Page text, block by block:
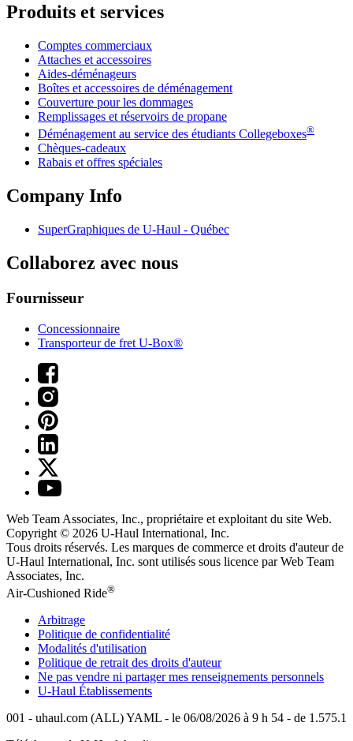
Produits et services
Comptes commerciaux
Attaches et accessoires
Aides-déménageurs
Boîtes et accessoires de déménagement
Couverture pour les dommages
Remplissages et réservoirs de propane
Déménagement au service des étudiants Collegeboxes®
Chèques-cadeaux
Rabais et offres spéciales
Company Info
SuperGraphiques de U-Haul - Québec
Collaborez avec nous
Fournisseur
Concessionnaire
Transporteur de fret U-Box®
Web Team Associates, Inc., propriétaire et exploitant du site Web.
Copyright © 2026 U-Haul International, Inc.
Tous droits réservés. Les marques de commerce et droits d'auteur de
U-Haul International, Inc. sont utilisés sous licence par Web Team
Associates, Inc.
Air-Cushioned Ride®
Arbitrage
Politique de confidentialité
Modalités d'utilisation
Politique de retrait des droits d'auteur
Ne pas vendre ni partager mes renseignements personnels
U-Haul Établissements
001 - uhaul.com (ALL) YAML - le 06/08/2026 à 9 h 54 - de 1.575.1